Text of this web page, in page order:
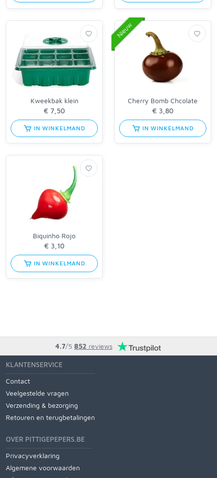
Kweekbak klein
IN WINKELMAND
Nieuw
Cherry Bomb Chcolate
IN WINKELMAND
Biquinho Rojo
IN WINKELMAND
4.7/5 852 reviews
KLANTENSERVICE
Contact
Veelgestelde vragen
Verzending & bezorging
Retouren en terugbetalingen
OVER PITTIGEPEPERS.BE
Privacyverklaring
Algemene voorwaarden